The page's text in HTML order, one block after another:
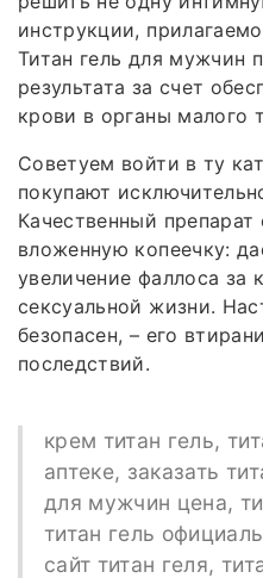
инструкции,
Титан гель для мужчин
результата за счет
крови в органы малого
Советуем войти в ту
покупают
Качественный
вложенную копеечку:
увеличение фаллоса за
сексуальной жизни.
безопасен, – его
последствий.
крем титан гель,
аптеке, заказать
для мужчин цена,
титан гель
сайт титан геля,